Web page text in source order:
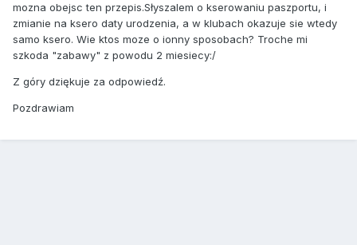
mozna obejsc ten przepis.Słyszalem o kserowaniu paszportu, i
zmianie na ksero daty urodzenia, a w klubach okazuje sie wtedy
samo ksero. Wie ktos moze o ionny sposobach? Troche mi
szkoda "zabawy" z powodu 2 miesiecy:/
Z góry dziękuje za odpowiedź.
Pozdrawiam